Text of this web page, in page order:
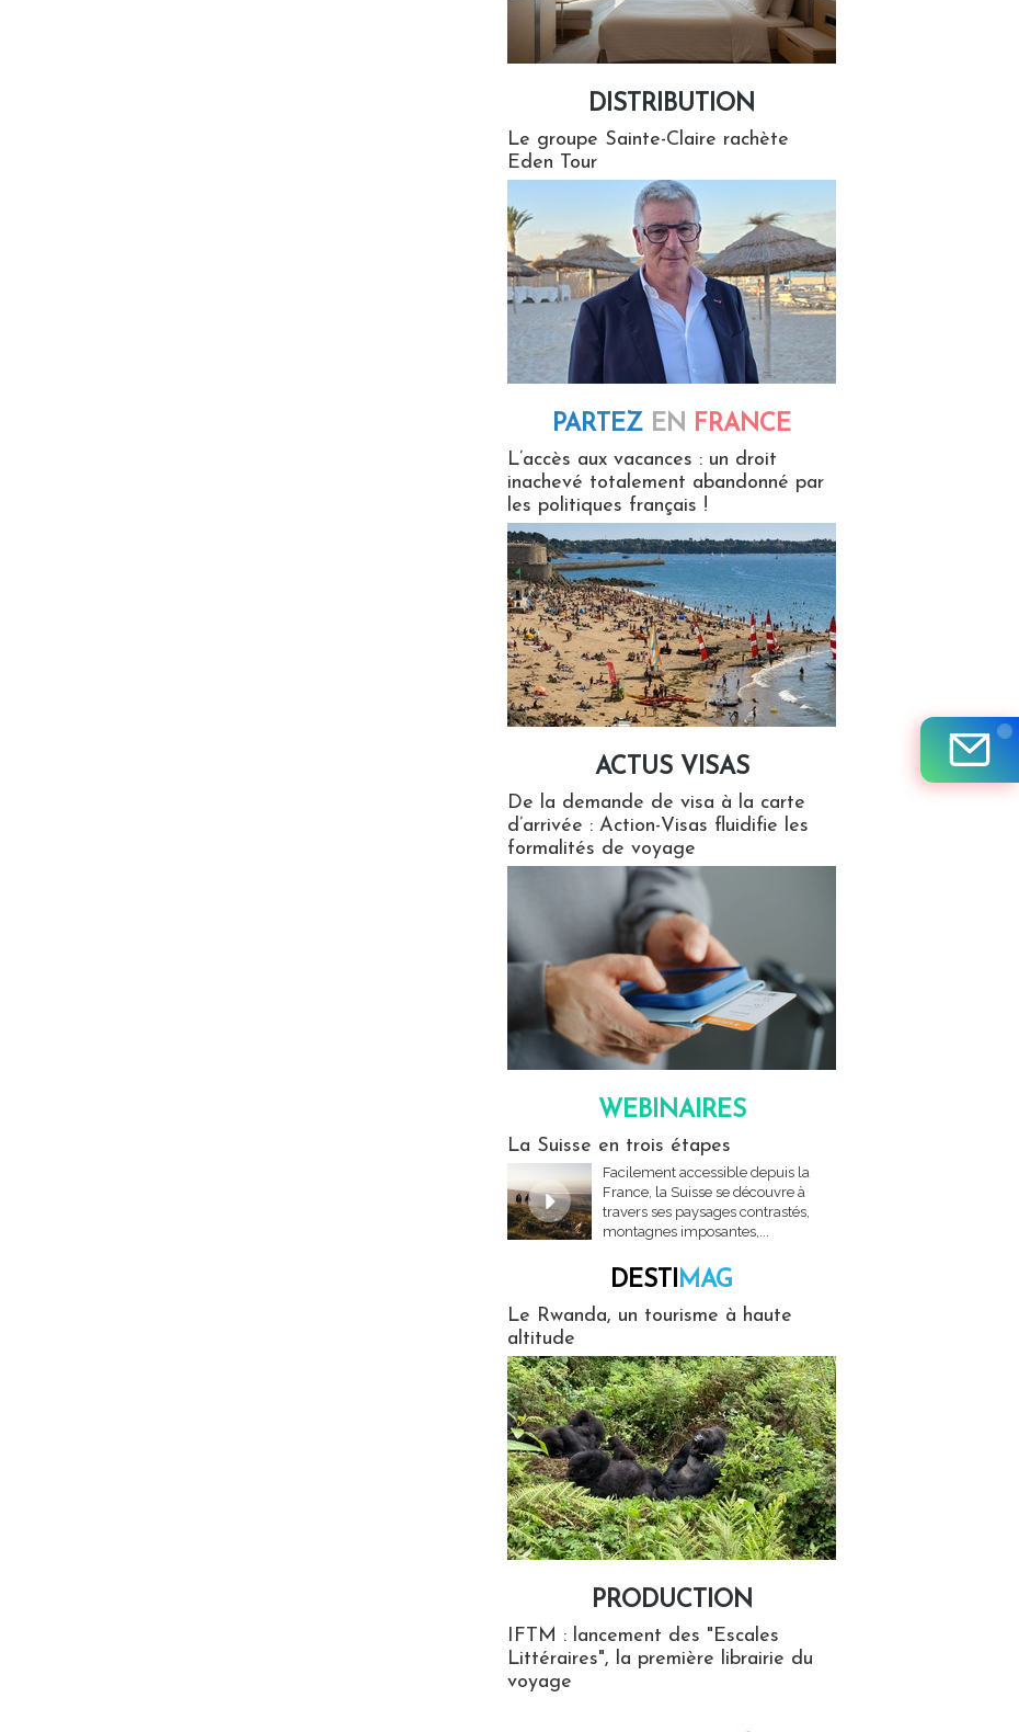
DISTRIBUTION
Le groupe Sainte-Claire rachète
Eden Tour
PARTEZ EN FRANCE
L’accès aux vacances : un droit
inachevé totalement abandonné par
les politiques français !
ACTUS VISAS
De la demande de visa à la carte
d’arrivée : Action-Visas fluidifie les
formalités de voyage
WEBINAIRES
La Suisse en trois étapes
Facilement accessible depuis la
France, la Suisse se découvre à
travers ses paysages contrastés,
montagnes imposantes,...
DESTIMAG
Le Rwanda, un tourisme à haute
altitude
PRODUCTION
IFTM : lancement des "Escales
Littéraires", la première librairie du
voyage